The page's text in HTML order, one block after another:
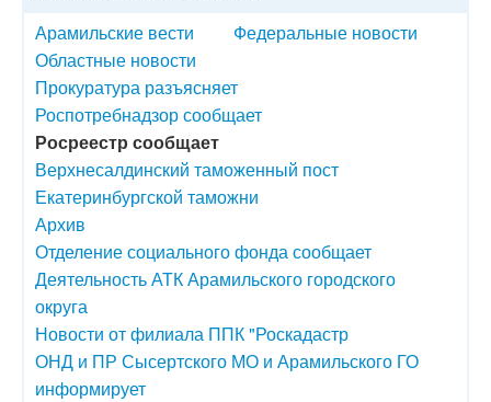
Арамильские вести
Федеральные новости
Областные новости
Прокуратура разъясняет
Роспотребнадзор сообщает
Росреестр сообщает
Верхнесалдинский таможенный пост
Екатеринбургской таможни
Архив
Отделение социального фонда сообщает
Деятельность АТК Арамильского городского
округа
Новости от филиала ППК "Роскадастр
ОНД и ПР Сысертского МО и Арамильского ГО
информирует